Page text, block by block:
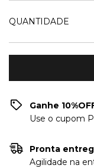
QUANTIDADE
Ganhe
Use o cupom
Pronta
Agilidade na